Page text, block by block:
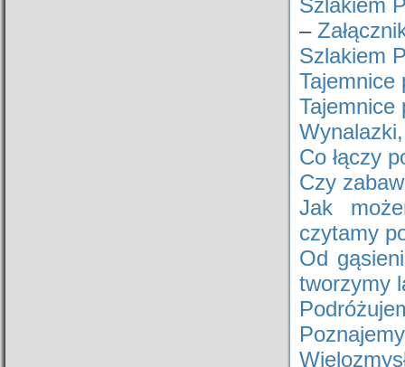
Szlakiem
–
Szlakiem
Tajemnice
Tajemnice
Co łączy
Czy
Jak
czytamy
Od
tworzymy